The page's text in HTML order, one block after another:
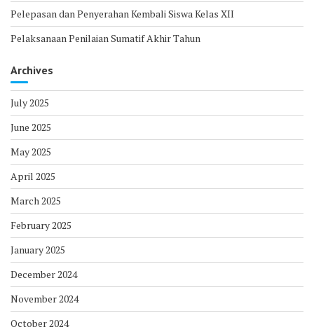
Pelepasan dan Penyerahan Kembali Siswa Kelas XII
Pelaksanaan Penilaian Sumatif Akhir Tahun
Archives
July 2025
June 2025
May 2025
April 2025
March 2025
February 2025
January 2025
December 2024
November 2024
October 2024